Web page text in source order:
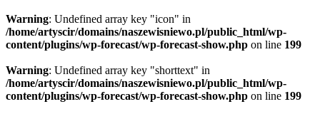
Warning: Undefined array key "icon" in
/home/artyscir/domains/naszewisniewo.pl/public_html/wp-
content/plugins/wp-forecast/wp-forecast-show.php on line 199
Warning: Undefined array key "shorttext" in
/home/artyscir/domains/naszewisniewo.pl/public_html/wp-
content/plugins/wp-forecast/wp-forecast-show.php on line 199